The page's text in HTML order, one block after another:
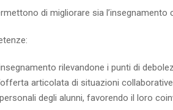
di migliorare sia l’insegnamento
rilevandone i punti di
articolata di situazioni
degli alunni, favorendo il loro